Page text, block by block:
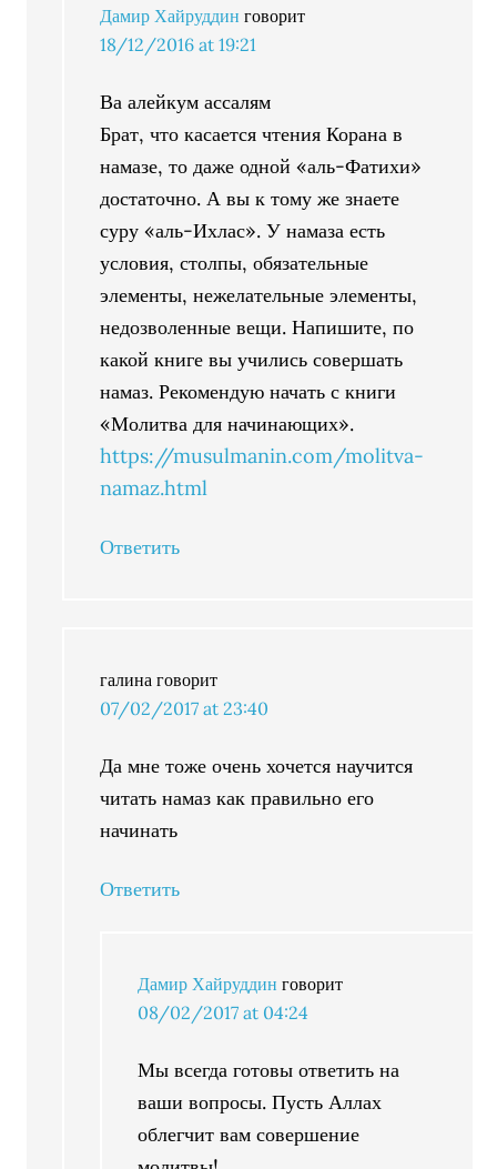
Дамир Хайруддин говорит
18/12/2016 at 19:21
Ва алейкум ассалям
Брат, что касается чтения Корана в
намазе, то даже одной «аль-Фатихи»
достаточно. А вы к тому же знаете
суру «аль-Ихлас». У намаза есть
условия, столпы, обязательные
элементы, нежелательные элементы,
недозволенные вещи. Напишите, по
какой книге вы учились совершать
намаз. Рекомендую начать с книги
«Молитва для начинающих».
https://musulmanin.com/molitva-
namaz.html
Ответить
галина говорит
07/02/2017 at 23:40
Да мне тоже очень хочется научится
читать намаз как правильно его
начинать
Ответить
Дамир Хайруддин говорит
08/02/2017 at 04:24
Мы всегда готовы ответить на
ваши вопросы. Пусть Аллах
облегчит вам совершение